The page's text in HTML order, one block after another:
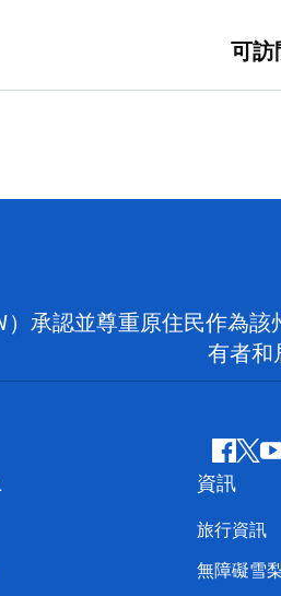
可訪
承認並尊重原住民作為
有者和
嘰
喳
喳
資訊
旅行資訊
無障礙雪